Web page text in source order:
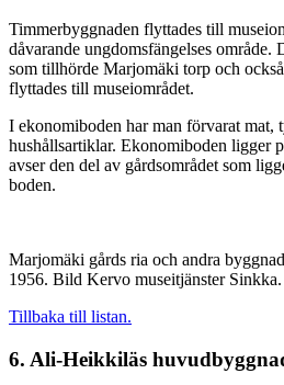
Timmerbyggnaden flyttades till
dåvarande ungdomsfängelses område.
som tillhörde Marjomäki torp och
flyttades till museiområdet.
I ekonomiboden har man förvarat mat,
hushållsartiklar. Ekonomiboden ligger
avser den del av gårdsområdet som
boden.
Marjomäki gårds ria och andra
1956. Bild Kervo museitjänster Sinkka.
Tillbaka till listan.
6. Ali-Heikkiläs